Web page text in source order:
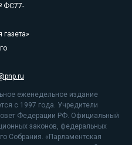
ФС77-
еженедельное издание
с 1997 года. Учредители
Федерации РФ. Официальный
законов, федеральных
Собрания. «Парламентская